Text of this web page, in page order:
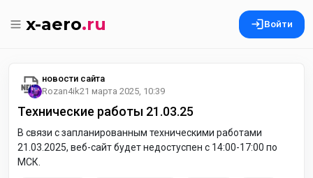
x-aero.ru Войти
новости сайта
Rozan4ik21 марта 2025, 10:39
Технические работы 21.03.25
В связи с запланированным техническими работами
21.03.2025, веб-сайт будет недостуспен с 14:00-17:00 по
МСК.